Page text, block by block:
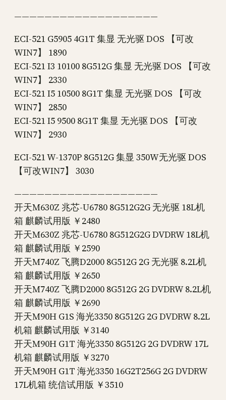
———————————————————
ECI-521 G5905 4G1T 集显 无光驱 DOS 【可改
WIN7】 1890
ECI-521 I3 10100 8G512G 集显 无光驱 DOS 【可改
WIN7】 2330
ECI-521 I5 10500 8G1T 集显 无光驱 DOS 【可改
WIN7】 2850
ECI-521 I5 9500 8G1T 集显 无光驱 DOS 【可改
WIN7】 2930
ECI-521 W-1370P 8G512G 集显 350W无光驱 DOS
【可改WIN7】 3030
———————————————————
开天M630Z 兆芯-U6780 8G512G2G 无光驱 18L机
箱 麒麟试用版 ￥2480
开天M630Z 兆芯-U6780 8G512G2G DVDRW 18L机
箱 麒麟试用版 ￥2590
开天M740Z 飞腾D2000 8G512G 2G 无光驱 8.2L机
箱 麒麟试用版 ￥2650
开天M740Z 飞腾D2000 8G512G 2G DVDRW 8.2L机
箱 麒麟试用版 ￥2690
开天M90H G1S 海光3350 8G512G 2G DVDRW 8.2L
机箱 麒麟试用版 ￥3140
开天M90H G1T 海光3350 8G512G 2G DVDRW 17L
机箱 麒麟试用版 ￥3270
开天M90H G1T 海光3350 16G2T256G 2G DVDRW
17L机箱 统信试用版 ￥3510